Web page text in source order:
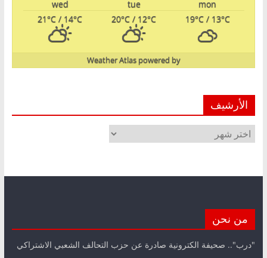
mon
tue
wed
19°C/ 13°C
20°C / 12°C
21°C / 14°C
powered by
Weather Atlas
الأرشيف
الأرشيف
من نحن
"درب".. صحيفة الكترونية صادرة عن حزب التحالف الشعبي الاشتراكي